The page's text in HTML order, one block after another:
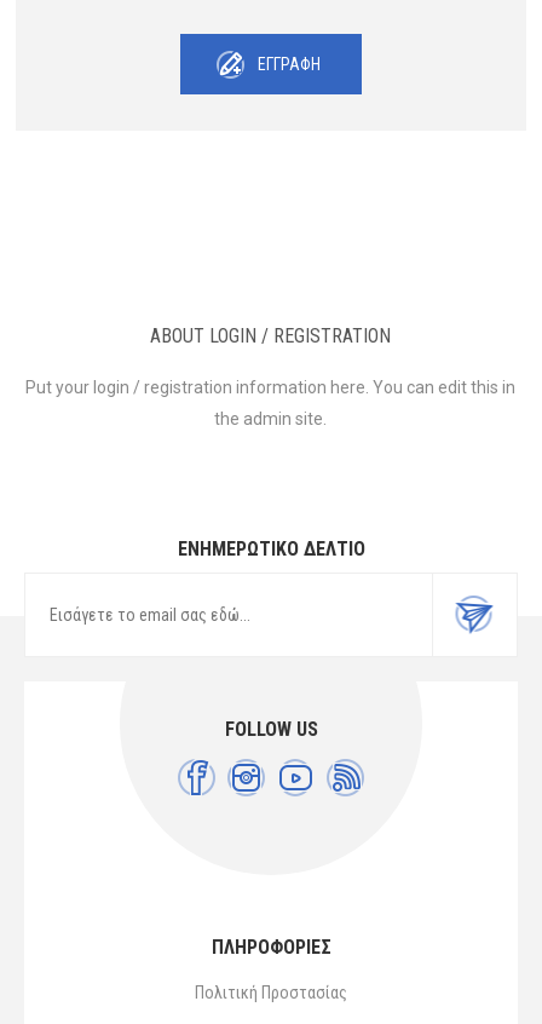
ΕΓΓΡΑΦΉ
ABOUT LOGIN / REGISTRATION
Put your login / registration information here. You can edit this in
the admin site.
ΕΝΗΜΕΡΩΤΙΚΌ ΔΕΛΤΊΟ
FOLLOW US
ΠΛΗΡΟΦΟΡΙΕΣ
Πολιτική Προστασίας